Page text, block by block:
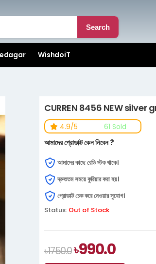
Search
WishdoiT
CURREN 8456 NEW silver
4.9/5 61 Sold
আমাদের প্রোডাক্ট কেন নিবেন ?
আমাদের কাছে রেডি স্টক থাকে।
দ্রুততম সময়ে কুরিয়ার করা হয়।
প্রোডাক্ট চেক করে নেওয়ার সুযোগ।
Status: Out of Stock
৳1750.0৳990.0